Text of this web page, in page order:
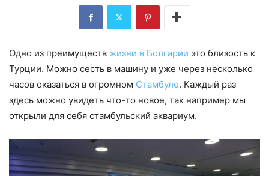
Одно из преимуществ жизни в Болгарии это близость к
Турции. Можно сесть в машину и уже через несколько
часов оказаться в огромном Стамбуле. Каждый раз
здесь можно увидеть что-то новое, так например мы
открыли для себя стамбульский аквариум.